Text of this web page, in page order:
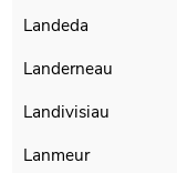
Landeda
Landerneau
Landivisiau
Lanmeur